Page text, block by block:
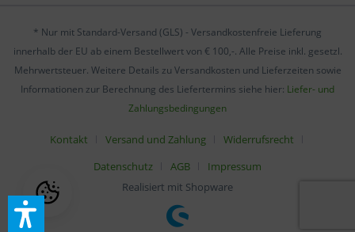
* Nur mit Standard-Versand (GLS) - Versandkostenfreie Lieferung
innerhalb der EU ab einem Bestellwert von € 100,-. Alle Preise inkl. gesetzl.
Mehrwertsteuer. Weitere Details zu Versandkosten und Lieferzeiten sowie
Informationen zur Berechnung des Liefertermins siehe hier: Liefer- und
Zahlungsbedingungen
Kontakt Versand und Zahlung
Widerrufsrecht
Datenschutz
AGB
Impressum
Realisiert mit Shopware